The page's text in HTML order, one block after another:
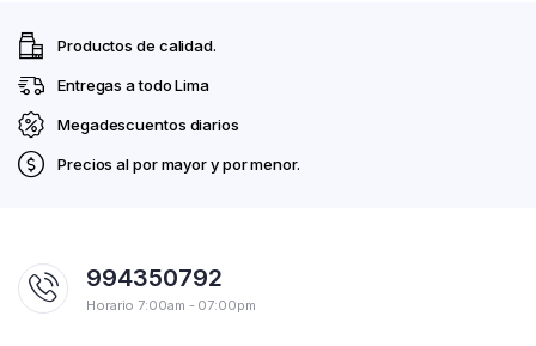
Productos de calidad.
Entregas a todo Lima
Megadescuentos diarios
Precios al por mayor y por menor.
994350792
Horario 7:00am - 07:00pm